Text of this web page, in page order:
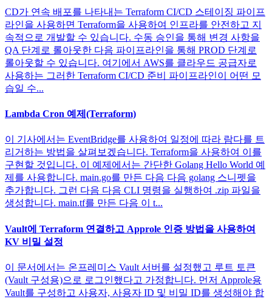
CD가 연속 배포를 나타내는 Terraform CI/CD 스테이징 파이프
라인을 사용하면 Terraform을 사용하여 인프라를 안전하고 지
속적으로 개발할 수 있습니다. 수동 승인을 통해 변경 사항을
QA 단계로 롤아웃한 다음 파이프라인을 통해 PROD 단계로
롤아웃할 수 있습니다. 여기에서 AWS를 클라우드 공급자로
사용하는 그러한 Terraform CI/CD 준비 파이프라인이 어떤 모
습일 수...
Lambda Cron 예제(Terraform)
이 기사에서는 EventBridge를 사용하여 일정에 따라 람다를 트
리거하는 방법을 살펴보겠습니다. Terraform을 사용하여 이를
구현할 것입니다. 이 예제에서는 간단한 Golang Hello World 예
제를 사용합니다. main.go를 만든 다음 다음 golang 스니펫을
추가합니다. 그런 다음 다음 CLI 명령을 실행하여 .zip 파일을
생성합니다. main.tf를 만든 다음 이 t...
Vault에 Terraform 연결하고 Approle 인증 방법을 사용하여
KV 비밀 설정
이 문서에서는 온프레미스 Vault 서버를 설정했고 루트 토큰
(Vault 구성용)으로 로그인했다고 가정합니다. 먼저 Approle용
Vault를 구성하고 사용자, 사용자 ID 및 비밀 ID를 생성해야 합